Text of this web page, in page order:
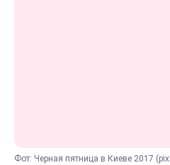
Фот: Черная пятница в Киеве 2017